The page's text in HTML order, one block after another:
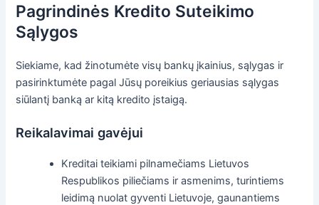
Pagrindinės Kredito Suteikimo
Sąlygos
Siekiame, kad žinotumėte visų bankų įkainius, sąlygas ir
pasirinktumėte pagal Jūsų poreikius geriausias sąlygas
siūlantį banką ar kitą kredito įstaigą.
Reikalavimai gavėjui
Kreditai teikiami pilnamečiams Lietuvos
Respublikos piliečiams ir asmenims, turintiems
leidimą nuolat gyventi Lietuvoje, gaunantiems